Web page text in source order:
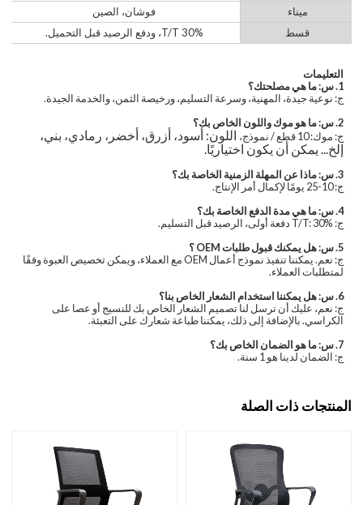
ميناء
فوشان، الصين
قسط
30% T/T، ودفع الرصيد قبل التحميل.
التعليمات
1. س: ما هي مصلحتك؟
ج: نوعية جيدة، المهنية، وسرعة التسليم، ورخيصة الثمن، والخدمة الجيدة.
2. س: ما هو موك واللون الخاص بك؟
ج: موك: 10 قطع / نموذج،
إلخ... يمكن أن يكون اختياريًا.
3. س: ماذا عن المهلة الزمنية الخاصة بك؟
ج: 10-25 يومًا لإكمال أمر الإنتاج.
4. س: ما هي مدة الدفع الخاصة بك؟
ج: T/T: 30% دفعة أولى، الرصيد قبل التسليم.
5. س: هل يمكنك قبول طلبات OEM ؟
لمتطلبات العملاء.
6. س: هل يمكننا استخدام الشعار الخاص بنا؟
الكراسي. بالإضافة إلى ذلك، يمكننا طباعة شعارك على التعبئة.
7. س: ما هو الضمان الخاص بك؟
ج: الضمان لدينا هو 1 سنة.
المنتجات ذات الصلة